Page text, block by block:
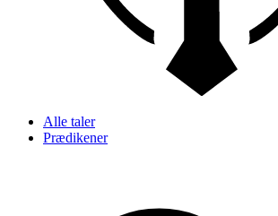
Alle taler
Prædikener